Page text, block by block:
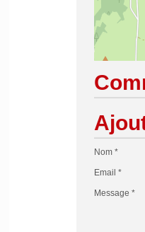
Nom *
Email *
Message *